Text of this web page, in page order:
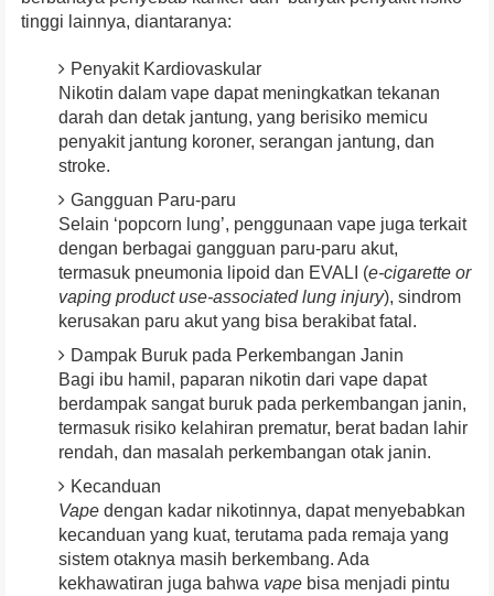
tinggi lainnya, diantaranya:
Penyakit Kardiovaskular
Nikotin dalam vape dapat meningkatkan tekanan
darah dan detak jantung, yang berisiko memicu
penyakit jantung koroner, serangan jantung, dan
stroke.
Gangguan Paru-paru
Selain ‘popcorn lung’, penggunaan vape juga terkait
dengan berbagai gangguan paru-paru akut,
termasuk pneumonia lipoid dan EVALI (e-cigarette or
vaping product use-associated lung injury), sindrom
kerusakan paru akut yang bisa berakibat fatal.
Dampak Buruk pada Perkembangan Janin
Bagi ibu hamil, paparan nikotin dari vape dapat
berdampak sangat buruk pada perkembangan janin,
termasuk risiko kelahiran prematur, berat badan lahir
rendah, dan masalah perkembangan otak janin.
Kecanduan
Vape dengan kadar nikotinnya, dapat menyebabkan
kecanduan yang kuat, terutama pada remaja yang
sistem otaknya masih berkembang. Ada
kekhawatiran juga bahwa vape bisa menjadi pintu